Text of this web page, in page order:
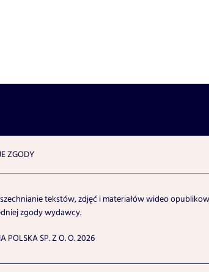
ZGODY
tekstów, zdjęć i materiałów wideo
zgody wydawcy.
POLSKA SP. Z O. O. 2026